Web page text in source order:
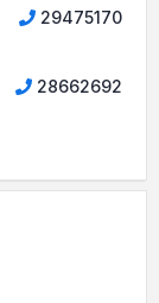
29475170
28662692